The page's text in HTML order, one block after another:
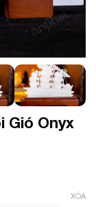
Gió Onyx
XÓA